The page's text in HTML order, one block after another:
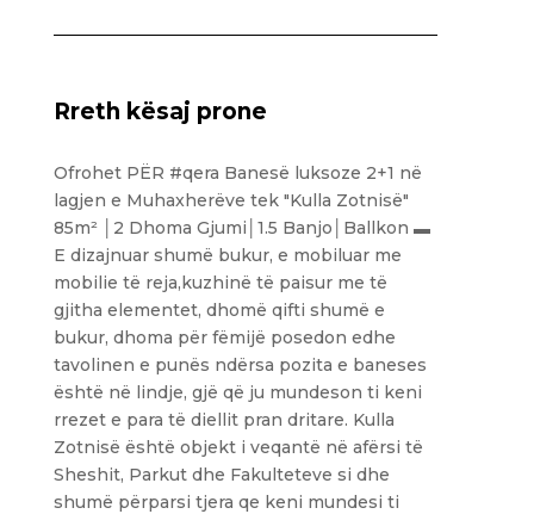
Rreth kësaj prone
Ofrohet PËR #qera‬ Banesë luksoze 2+1 në
lagjen e Muhaxherëve tek "Kulla Zotnisë"
85m² │2 Dhoma Gjumi│1.5 Banjo│Ballkon ▬
E dizajnuar shumë bukur, e mobiluar me
mobilie të reja,kuzhinë të paisur me të
gjitha elementet, dhomë qifti shumë e
bukur, dhoma për fëmijë posedon edhe
tavolinen e punës ndërsa pozita e baneses
është në lindje, gjë që ju mundeson ti keni
rrezet e para të diellit pran dritare. Kulla
Zotnisë është objekt i veqantë në afërsi të
Sheshit, Parkut dhe Fakulteteve si dhe
shumë përparsi tjera qe keni mundesi ti